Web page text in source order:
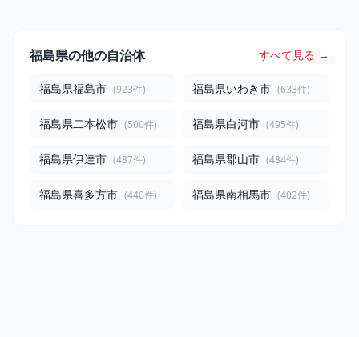
福島県の他の自治体 すべて見る →
福島県福島市 (923件) 福島県いわき市 (633件)
福島県二本松市 (500件) 福島県白河市 (495件)
福島県伊達市 (487件) 福島県郡山市 (484件)
福島県喜多方市 (440件) 福島県南相馬市 (402件)